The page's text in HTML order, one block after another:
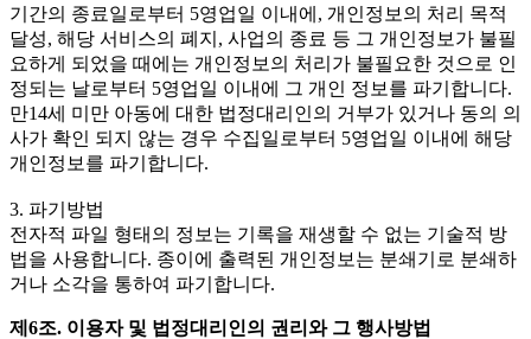
기간의 종료일로부터 5영업일 이내에, 개인정보의 처리 목적
달성, 해당 서비스의 폐지, 사업의 종료 등 그 개인정보가 불필
요하게 되었을 때에는 개인정보의 처리가 불필요한 것으로 인
정되는 날로부터 5영업일 이내에 그 개인 정보를 파기합니다.
만14세 미만 아동에 대한 법정대리인의 거부가 있거나 동의 의
사가 확인 되지 않는 경우 수집일로부터 5영업일 이내에 해당
개인정보를 파기합니다.
3. 파기방법
전자적 파일 형태의 정보는 기록을 재생할 수 없는 기술적 방
법을 사용합니다. 종이에 출력된 개인정보는 분쇄기로 분쇄하
거나 소각을 통하여 파기합니다.
제6조. 이용자 및 법정대리인의 권리와 그 행사방법